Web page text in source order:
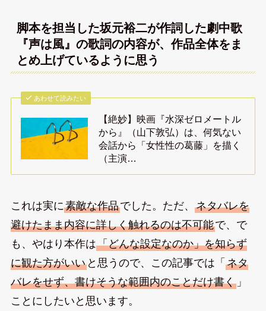
脚本を担当した坂元裕二が作詞した劇中歌
『声は風』の歌詞の内容が、作品全体をま
とめ上げているように思う
あわせて読みたい
【絶妙】映画『水深ゼロメートル
から』（山下敦弘）は、何気ない
会話から「女性性の葛藤」を描く
（主演…
これは実に素敵な作品でした。ただ、 ネタバレを
避けたまま内容に詳しく触れるのは不可能で、で
も、やはり本作は「どんな設定なのか」を知らず
に観た方がいいと思うので、この記事では「 ネタ
バレをせず、書けそうな範囲内のことだけ書く」
ことにしたいと思います。